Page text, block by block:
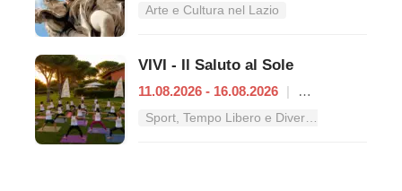
Arte e Cultura nel Lazio
VIVI - Il Saluto al Sole
11.08.2026 - 16.08.2026 |
Sport, Tempo Libero e Divertimento nel Lazio